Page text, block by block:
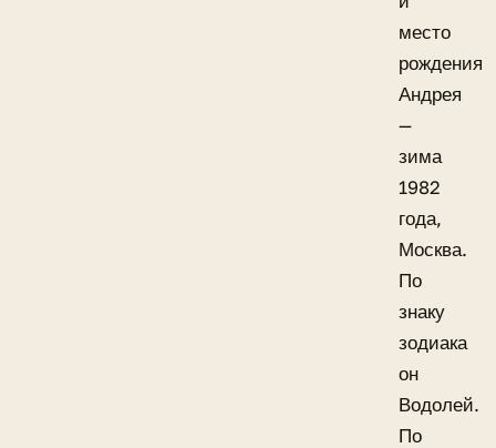
место
рождения
Андрея
—
зима
1982
года,
Москва.
По
знаку
зодиака
он
Водолей.
По